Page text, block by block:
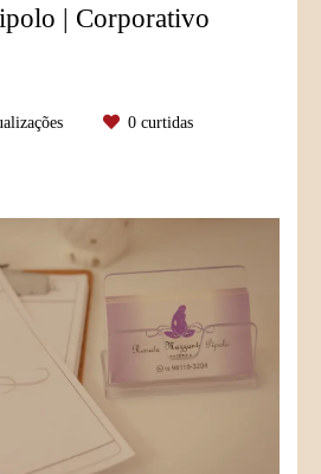
| Corporativo
0curtidas